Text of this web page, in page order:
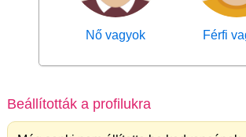
Nő vagyok Férfi
Beállították a profilukra